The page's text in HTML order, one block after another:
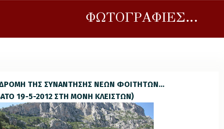
ΦΩΤΟΓΡΑΦΙΕΣ…
ΤΗΣ ΣΥΝΑΝΤΗΣΗΣ ΝΕΩΝ ΦΟΙΤΗΤΩΝ…
19-5-2012 ΣΤΗ ΜΟΝΗ ΚΛΕΙΣΤΩΝ)